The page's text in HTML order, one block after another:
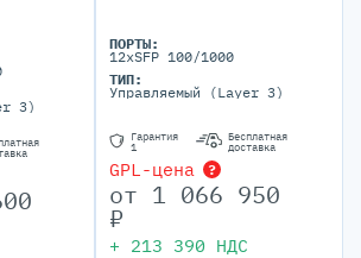
3)
ПОРТЫ:
12xSFP 100/1000
ТИП:
Управляемый (Layer 3)
Гарантия
1
Бесплатная
доставка
GPL-цена ?
от 1 066 950
₽
+ 213 390 НДС